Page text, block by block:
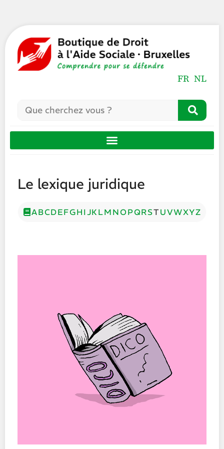
FR NL
Le lexique juridique
ABCDEFGH IJK LM NOPQRSTUVWXYZ